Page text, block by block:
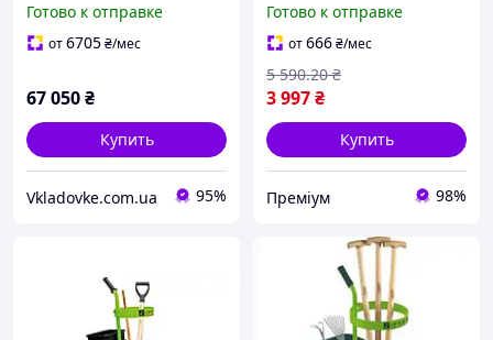
максимальная
грузоподъемность 300 кг
Готово к отправке
от6705₴/мес
67 050₴
Купить
Vkladovke.com.ua 95%
органайзер для дачи и
сада конте LIP77/R
Готово к отправке
от666₴/мес
3 997₴
5 590.20 ₴
Купить
Преміум 98%